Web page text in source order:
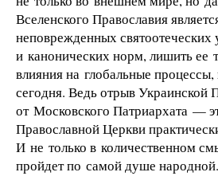
Вселенского Православия
неповрежденных святоотеческих
и канонических норм, лишить ее
влияния на глобальные
сегодня. Ведь отрыв Украинской
от Московского Патриархата —
Православной Церкви
И не только в количественном
пройдет по самой душе народной.